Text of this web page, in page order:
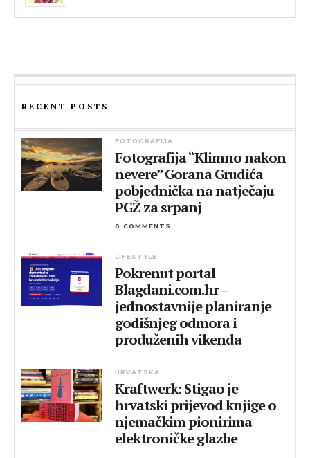
RECENT POSTS
FOTOGRAFIJA
Fotografija “Klimno nakon
nevere” Gorana Grudića
pobjednička na natječaju
PGŽ za srpanj
0 COMMENTS
LIFESTYLE
Pokrenut portal
Blagdani.com.hr –
jednostavnije planiranje
godišnjeg odmora i
produženih vikenda
HRVATSKA
Kraftwerk: Stigao je
hrvatski prijevod knjige o
njemačkim pionirima
elektroničke glazbe